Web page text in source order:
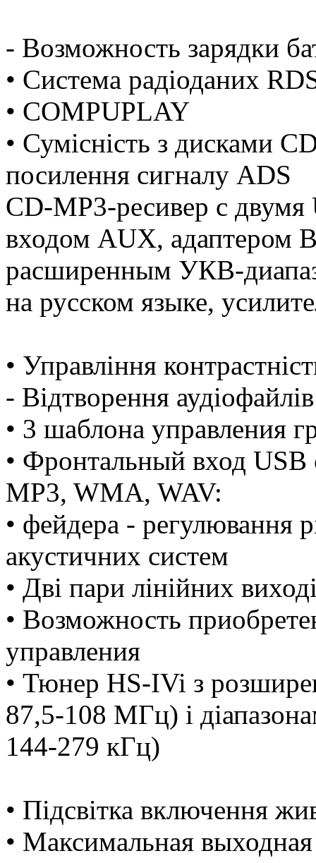
- Возможность зарядки
• Система радіоданих
• COMPUPLAY
• Сумісність з дисками
посилення сигналу ADS
CD-MP3-ресивер с
входом AUX, адаптером
расширенным УКВ-
на русском языке,
• Управління
- Відтворення аудіофайлів
• 3 шаблона управления
• Фронтальный вход USB
MP3, WMA, WAV:
• фейдера - регулювання
акустичних систем
• Дві пари лінійних
• Возможность
управления
• Тюнер HS-IVi з
87,5-108 МГц) і
144-279 кГц)
• Підсвітка включення
• Максимальная